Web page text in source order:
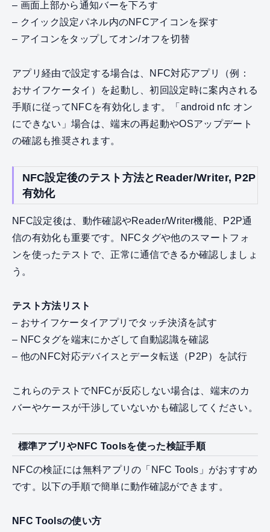
– 画面上部から通知バーを下ろす
– クイック設定パネル内のNFCアイコンを探す
– アイコンをタップしてオン/オフを切替
アプリ経由で設定する場合は、NFC対応アプリ（例：
おサイフケータイ）を起動し、初回設定時に案内される
手順に従ってNFCを有効化します。「android nfc オン
にできない」場合は、端末の再起動やOSアップデート
の確認も推奨されます。
NFC設定後のテスト方法とReader/Writer, P2P
有効化
NFC設定後は、動作確認やReader/Writer機能、P2P通
信の有効化も重要です。NFCタグや他のスマートフォ
ンを使ったテストで、正常に通信できるか確認しましょ
う。
テスト方法リスト
– おサイフケータイアプリでタッチ決済を試す
– NFCタグを端末にかざして自動認識を確認
– 他のNFC対応デバイスとデータ転送（P2P）を試行
これらのテストでNFCが反応しない場合は、端末のカ
バーやケースが干渉していないかも確認してください。
標準アプリやNFC Toolsを使った検証手順
NFCの検証には無料アプリの「NFC Tools」がおすすめ
です。以下の手順で簡単に動作確認ができます。
NFC Toolsの使い方